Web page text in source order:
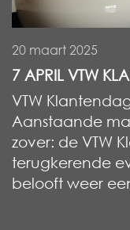
20 maart 2025
7 APRIL VTW
VTW
Aanstaande
zover: de VTW
terugkerende
belooft weer